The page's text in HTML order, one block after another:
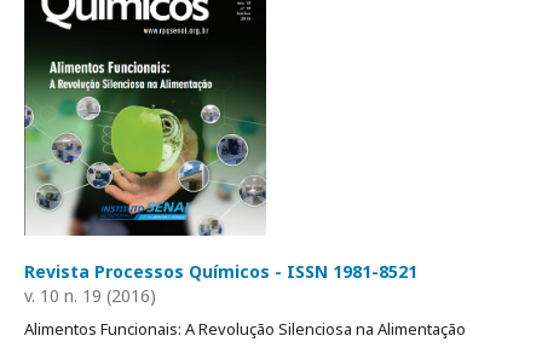
Revista Processos Químicos - ISSN 1981-8521
v. 10 n. 19 (2016)
Alimentos Funcionais: A Revolução Silenciosa na Alimentação